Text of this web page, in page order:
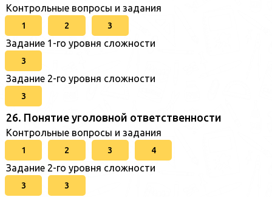
Контрольные вопросы и задания
1 2 3
Задание 1-го уровня сложности
3
Задание 2-го уровня сложности
3
26. Понятие уголовной ответственности
Контрольные вопросы и задания
1 2 3 4
Задание 2-го уровня сложности
3 3